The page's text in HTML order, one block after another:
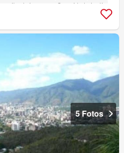
amenity_drying_area Seguridad
Jardín
5 Fotos